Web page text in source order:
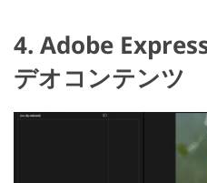
4. Adobe
デオコンテンツ